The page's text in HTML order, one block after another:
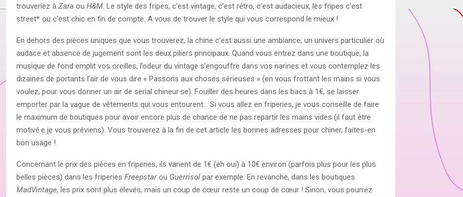
trouveriez à Zara ou H&M . Le style des fripes, c’est vintage, c’est rétro, c’est audacieux, les fripes c’est
street* ou c’est chic en fin de compte. A vous de trouver le style qui vous correspond le mieux !
En dehors des pièces uniques que vous trouverez, la chine c’est aussi une ambiance, un univers particulier où
audace et absence de jugement sont les deux piliers principaux. Quand vous entrez dans une boutique, la
musique de fond emplit vos oreilles, l’odeur du vintage s’engouffre dans vos narines et vous contemplez les
dizaines de portants l’air de vous dire « Passons aux choses sérieuses » (en vous frottant les mains si vous
voulez, pour vous donner un air de serial chineur·se). Fouiller des heures dans les bacs à 1€, se laisser
emporter par la vague de vêtements qui vous entourent… Si vous allez en friperies, je vous conseille de faire
le maximum de boutiques pour avoir encore plus de chance de ne pas repartir les mains vides (il faut être
motivé·e je vous préviens). Vous trouverez à la fin de cet article les bonnes adresses pour chiner, faites-en
bon usage !
Concernant le prix des pièces en friperies, ils varient de 1€ (eh oui) à 10€ environ (parfois plus pour les plus
belles pièces) dans les friperies Freepstarou Guerrisol par exemple. En revanche, dans les boutiques
MadVintage, les prix sont plus élevés, mais un coup de cœur reste un coup de cœur ! Sinon, vous pourrez